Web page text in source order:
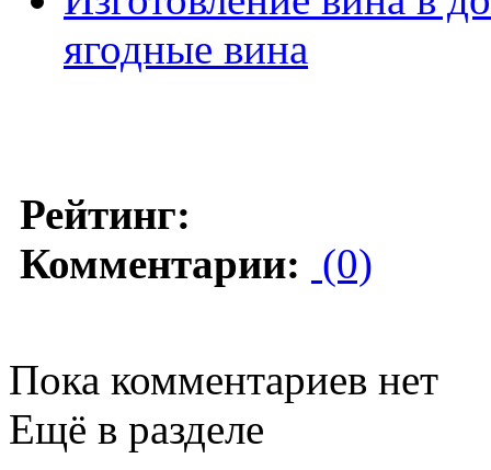
ягодные вина
Рейтинг:
Комментарии: (0)
Пока комментариев нет
Ещё в разделе